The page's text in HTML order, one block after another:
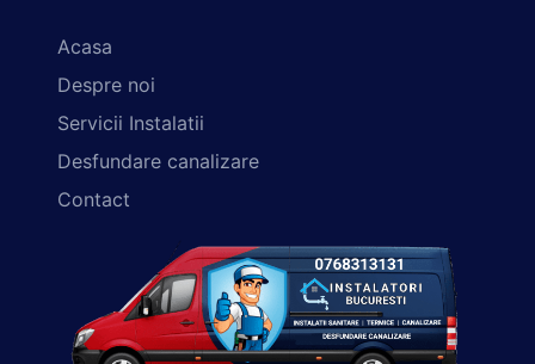
Acasa
Despre noi
Servicii Instalatii
Desfundare canalizare
Contact